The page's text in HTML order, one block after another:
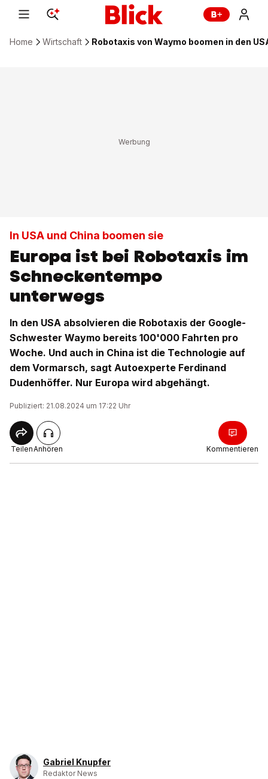
Home Wirtschaft Robotaxis von Waymo boomen in den
In USA und China boomen sie
Europa ist bei Robotaxis im
Schneckentempo
unterwegs
In den USA absolvieren die Robotaxis der Google-
Schwester Waymo bereits 100'000 Fahrten pro
Woche. Und auch in China ist die Technologie auf
dem Vormarsch, sagt Autoexperte Ferdinand
Dudenhöffer. Nur Europa wird abgehängt.
Publiziert: 21.08.2024 um 17:22 Uhr
TeilenAnhören Kommentieren
Gabriel Knupfer
Redaktor News